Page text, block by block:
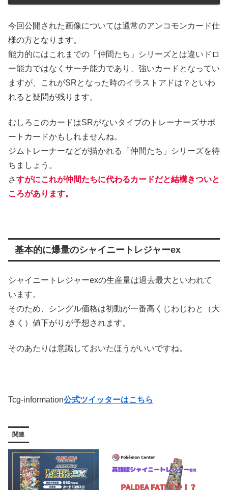
今回公開された画像については通常のアンコモンカード仕
様の方となります。
能力的にはこれまでの「仲間たち」シリーズとは違いドロ
ー能力ではなくサーチ能力であり、強いカードとなってい
ますが、これがSRとなった時のイラストアドは？といわ
れると疑問が残ります。
むしろこのカードはSRがないタイプのトレーナーズサポ
ートカードかもしれませんね。
ジムトレーナーなどが描かれる「仲間たち」シリーズを待
ちましょう。
さすがにこれが仲間たちに代わるカードだと結構きついと
ころがあります。
基本的に爆量のシャイニートレジャーex
シャイニートレジャーexの生産量は過去最大といわれて
います。
そのため、シングル価格は初動が一番高くじわじわと（大
きく）値下がりが予想されます。
そのあたりは意識しておいたほうがいいですね。
Tcg-information公式ツイッターはこちら
関連